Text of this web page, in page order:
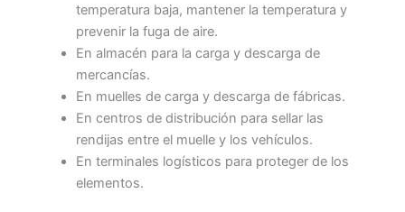
temperatura baja, mantener la temperatura y
prevenir la fuga de aire.
En almacén para la carga y descarga de
mercancías.
En muelles de carga y descarga de fábricas.
En centros de distribución para sellar las
rendijas entre el muelle y los vehículos.
En terminales logísticos para proteger de los
elementos.